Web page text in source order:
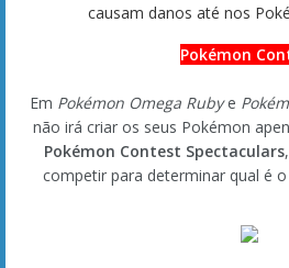
causam danos até nos
Pokémon
Em Pokémon Omega Rubye
não irá criar os seus Pokémon
Pokémon Contest Spectaculars
competir para determinar qual é